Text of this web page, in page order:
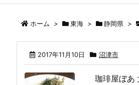
ホーム > 東海 > 静岡県 >
2017年11月10日 沼津市
珈琲屋ぼあ